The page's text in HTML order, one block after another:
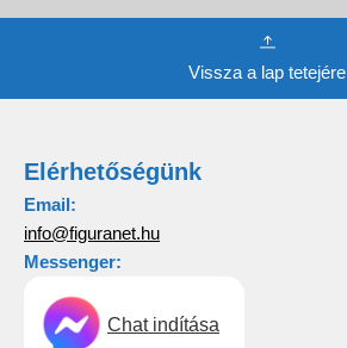
Vissza a lap tetejére
Elérhetőségünk
Email:
info@figuranet.hu
Messenger:
Chat indítása